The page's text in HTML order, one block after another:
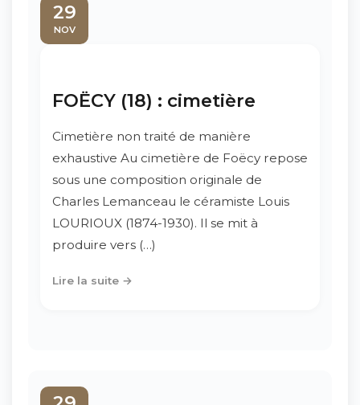
29
NOV
FOËCY (18) : cimetière
Cimetière non traité de manière
exhaustive Au cimetière de Foëcy repose
sous une composition originale de
Charles Lemanceau le céramiste Louis
LOURIOUX (1874-1930). Il se mit à
produire vers (…)
Lire la suite →